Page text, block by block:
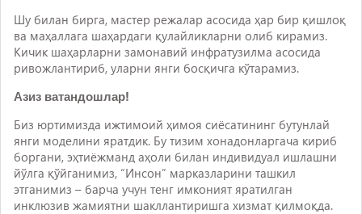
Шу билан бирга, мастер режалар асосида ҳар бир қишлоқ
ва маҳаллага шаҳардаги қулайликларни олиб кирамиз.
Кичик шаҳарларни замонавий инфратузилма асосида
ривожлантириб, уларни янги босқичга кўтарамиз.
Азиз ватандошлар!
Биз юртимизда ижтимоий ҳимоя сиёсатининг бутунлай
янги моделини яратдик. Бу тизим хонадонларгача кириб
боргани, эҳтиёжманд аҳоли билан индивидуал ишлашни
йўлга қўйганимиз, “Инсон” марказларини ташкил
этганимиз – барча учун тенг имконият яратилган
инклюзив жамиятни шакллантиришга хизмат қилмоқда.